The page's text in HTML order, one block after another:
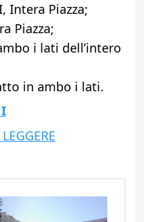
Intera Piazza;
Piazza;
i lati dell’intero
in ambo i lati.